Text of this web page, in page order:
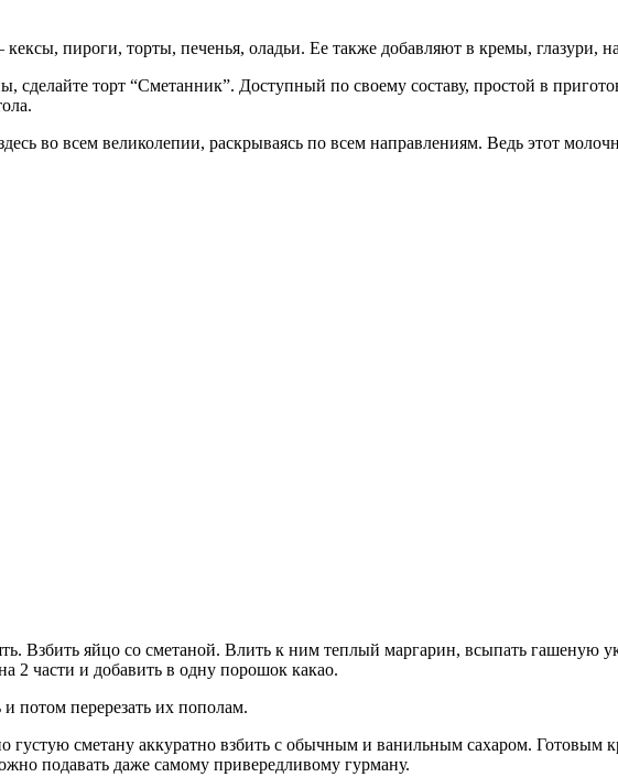
пироги, торты, печенья, оладьи. Ее также добавляют в кремы, глазури,
сделайте торт “Сметанник”. Доступный по своему составу, простой в
во всем великолепии, раскрываясь по всем направлениям. Ведь этот
Взбить яйцо со сметаной. Влить к ним теплый маргарин, всыпать гашеную
2 части и добавить в одну порошок какао.
потом перерезать их пополам.
густую сметану аккуратно взбить с обычным и ванильным сахаром. Готовым
подавать даже самому привередливому гурману.